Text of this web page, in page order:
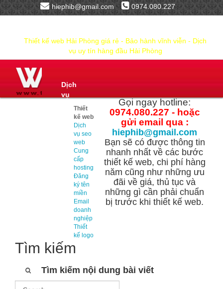
hiephib@gmail.com 0974.080.227
Thiết kế web Hải Phòng giá rẻ - Bảo hành vĩnh viễn - Dịch
vụ uy tín hàng đầu Hải Phòng
Dịch
vụ
Thiết
kế web
Dịch
vụ seo
web
Cung
cấp
hosting
Đăng
ký tên
miền
Email
doanh
nghiệp
Thiết
kế logo
Gọi ngay hotline:
0974.080.227 - hoặc
gửi email qua :
hiephib@gmail.com
Bạn sẽ có được thông tin
nhanh nhất về các bước
thiết kế web, chi phí hàng
năm cũng như những ưu
đãi về giá, thủ tục và
những gì cần phải chuẩn
bị trước khi thiết kế web.
Tìm kiếm
Tìm kiếm nội dung bài viết